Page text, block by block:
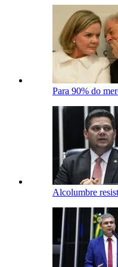
Para 90% do
Alcolumbre